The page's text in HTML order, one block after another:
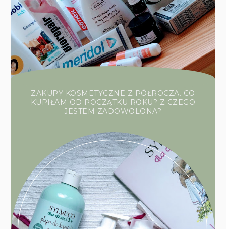
ZAKUPY KOSMETYCZNE Z PÓŁROCZA. CO
KUPIŁAM OD POCZĄTKU ROKU? Z CZEGO
JESTEM ZADOWOLONA?